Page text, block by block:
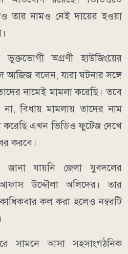
তার নামও নেই দায়ের হওয়া
ভুক্তভোগী অগ্রণী হাউজিংয়ের
আজিজ বলেন, যারা ঘটনার সঙ্গে
নামেই মামলা করেছি। তবে
বিধায় মামলায় তাদের নাম
করেছি এখন ভিডিও ফুটেজ দেখে
করবে।
জানা যায়নি জেলা যুবদলের
উদ্দৌলা অলিদের। তার
কল করা হলেও নম্বরটি
সামনে আসা সহসাংগঠনিক